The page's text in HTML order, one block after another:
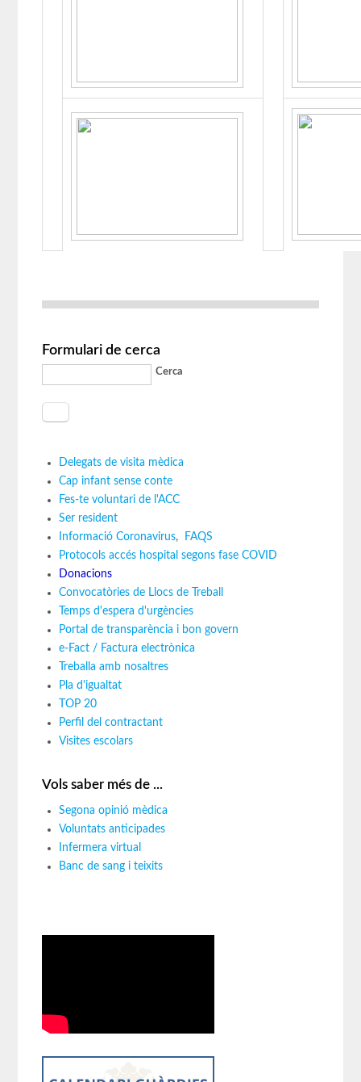
Formulari de cerca
Cerca
Delegats de visita mèdica
Cap infant sense conte
Fes-te voluntari de l'ACC
Ser resident
Informació Coronavirus,
FAQS
Protocols accés hospital segons fase COVID
Donacions
Convocatòries de Llocs de Treball
Temps d'espera d'urgències
Portal de transparència i bon govern
e-Fact / Factura electrònica
Treballa amb nosaltres
Pla d'igualtat
TOP 20
Perfil del contractant
Visites escolars
Vols saber més de ...
Segona opinió mèdica
Voluntats anticipades
Infermera virtual
Banc de sang i teixits